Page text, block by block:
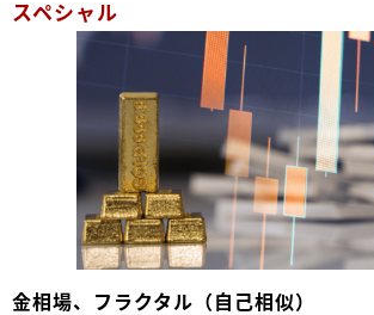
スペシャル
金相場、フラクタル（自己相似）